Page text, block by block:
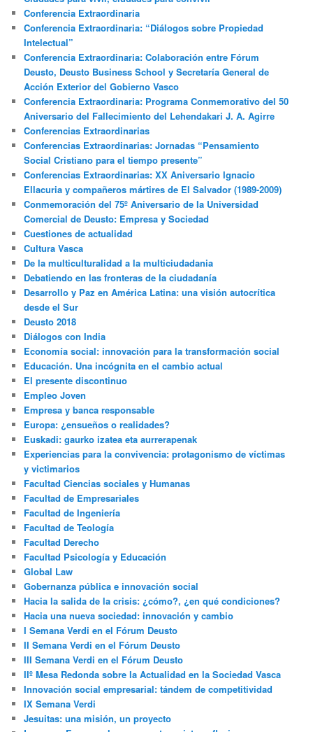
Conferencia Extraordinaria
Conferencia Extraordinaria: “Diálogos sobre Propiedad
Intelectual”
Conferencia Extraordinaria: Colaboración entre Fórum
Deusto, Deusto Business School y Secretaría General de
Acción Exterior del Gobierno Vasco
Conferencia Extraordinaria: Programa Conmemorativo del 50
Aniversario del Fallecimiento del Lehendakari J. A. Agirre
Conferencias Extraordinarias
Conferencias Extraordinarias: Jornadas “Pensamiento
Social Cristiano para el tiempo presente”
Conferencias Extraordinarias: XX Aniversario Ignacio
Ellacuria y compañeros mártires de El Salvador (1989-2009)
Conmemoración del 75º Aniversario de la Universidad
Comercial de Deusto: Empresa y Sociedad
Cuestiones de actualidad
Cultura Vasca
De la multiculturalidad a la multiciudadania
Debatiendo en las fronteras de la ciudadanía
Desarrollo y Paz en América Latina: una visión autocrítica
desde el Sur
Deusto 2018
Diálogos con India
Economía social: innovación para la transformación social
Educación. Una incógnita en el cambio actual
El presente discontinuo
Empleo Joven
Empresa y banca responsable
Europa: ¿ensueños o realidades?
Euskadi: gaurko izatea eta aurrerapenak
Experiencias para la convivencia: protagonismo de víctimas
y victimarios
Facultad Ciencias sociales y Humanas
Facultad de Empresariales
Facultad de Ingeniería
Facultad de Teología
Facultad Derecho
Facultad Psicología y Educación
Global Law
Gobernanza pública e innovación social
Hacia la salida de la crisis: ¿cómo?, ¿en qué condiciones?
Hacia una nueva sociedad: innovación y cambio
I Semana Verdi en el Fórum Deusto
II Semana Verdi en el Fórum Deusto
III Semana Verdi en el Fórum Deusto
IIº Mesa Redonda sobre la Actualidad en la Sociedad Vasca
Innovación social empresarial: tándem de competitividad
IX Semana Verdi
Jesuitas: una misión, un proyecto